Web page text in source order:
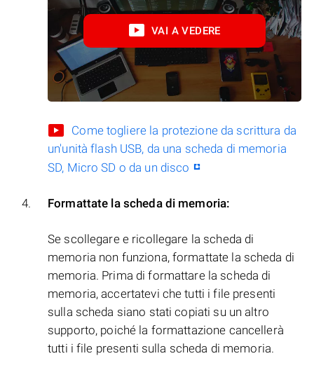
VAI A VEDERE
Come togliere la protezione da scrittura da
un'unità flash USB, da una scheda di memoria
SD, Micro SD o da un disco
Formattate la scheda di memoria:
Se scollegare e ricollegare la scheda di
memoria non funziona, formattate la scheda di
memoria. Prima di formattare la scheda di
memoria, accertatevi che tutti i file presenti
sulla scheda siano stati copiati su un altro
supporto, poiché la formattazione cancellerà
tutti i file presenti sulla scheda di memoria.